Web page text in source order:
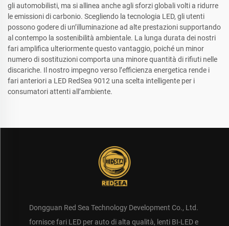
gli automobilisti, ma si allinea anche agli sforzi globali volti a ridurre
le emissioni di carbonio. Scegliendo la tecnologia LED, gli utenti
possono godere di un’illuminazione ad alte prestazioni supportando
al contempo la sostenibilità ambientale. La lunga durata dei nostri
fari amplifica ulteriormente questo vantaggio, poiché un minor
numero di sostituzioni comporta una minore quantità di rifiuti nelle
discariche. Il nostro impegno verso l’efficienza energetica rende i
fari anteriori a LED RedSea 9012 una scelta intelligente per i
consumatori attenti all’ambiente.
Dongguan Red Sea Technology Development Co., Ltd.
fornisce fari LED per auto di alta qualità, lenti BI-LED e